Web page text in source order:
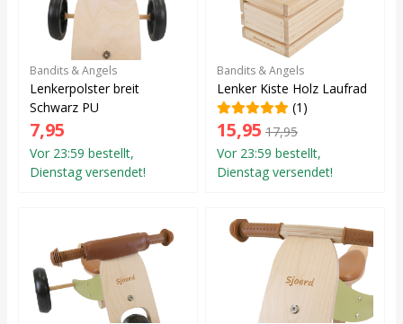
Bandits & Angels
Lenkerpolster breit
Schwarz PU
7,95
Vor 23:59 bestellt,
Dienstag versendet!
Bandits & Angels
Lenker Kiste Holz Laufrad
(1)
15,95 17,95
Vor 23:59 bestellt,
Dienstag versendet!